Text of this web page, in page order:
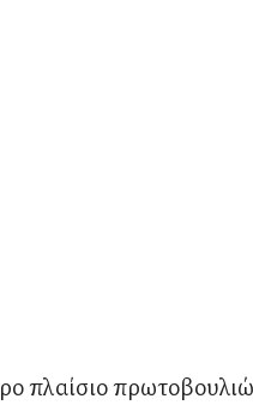
πλαίσιο